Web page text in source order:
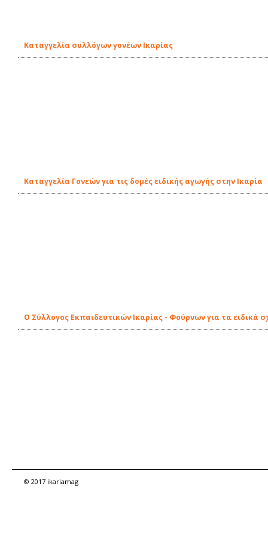
Καταγγελία συλλόγων γονέων Ικαρίας
Καταγγελία Γονεών για τις δομές ειδικής αγωγής στην Ικαρία
Ο Σύλλογος Εκπαιδευτικών Ικαρίας - Φούρνων για τα ειδικά
© 2017 ikariamag